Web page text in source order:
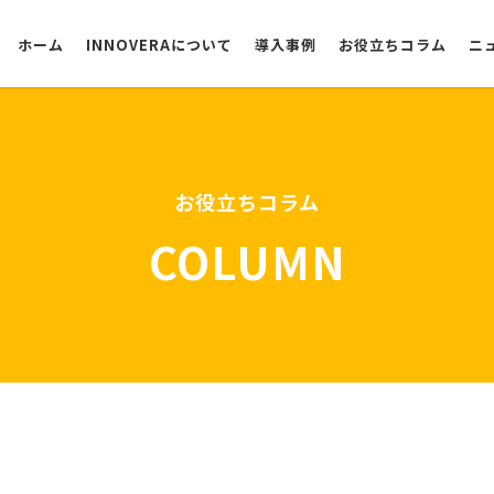
ホーム INNOVERAについて 導入事例 お役立ちコラム ニ
お役立ちコラム
COLUMN